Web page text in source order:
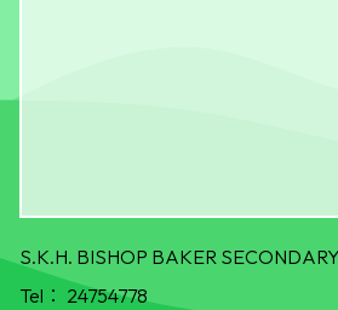
S.K.H. BISHOP BAKER
Tel： 24754778